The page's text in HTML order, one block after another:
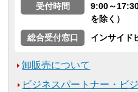
受付時間
9:00～
を除く）
総合受付窓口
インサイド
卸販売について
ビジネスパートナー・ビ